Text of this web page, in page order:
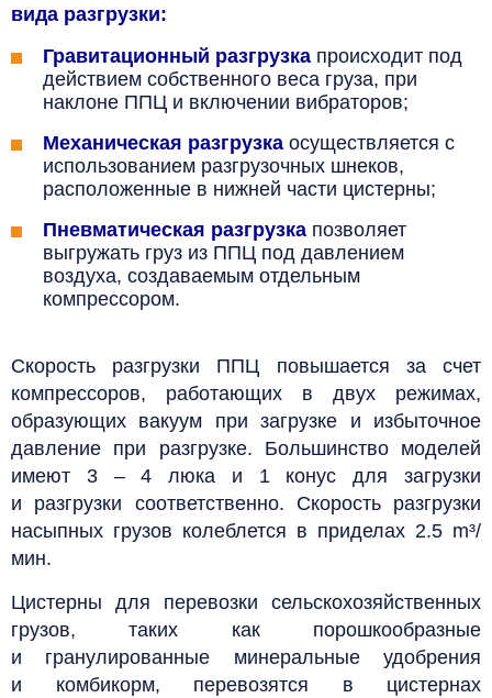
вида разгрузки:
Гравитационный разгрузка происходит под
действием собственного веса груза, при
наклоне ППЦ и включении вибраторов;
Механическая разгрузка осуществляется с
использованием разгрузочных шнеков,
расположенные в нижней части цистерны;
Пневматическая разгрузка позволяет
выгружать груз из ППЦ под давлением
воздуха, создаваемым отдельным
компрессором.
Скорость разгрузки ППЦ повышается за счет
компрессоров, работающих в двух режимах,
образующих вакуум при загрузке и избыточное
давление при разгрузке. Большинство моделей
имеют 3 – 4 люка и 1 конус для загрузки
и разгрузки соответственно. Скорость разгрузки
насыпных грузов колеблется в приделах 2.5 m³/
мин.
Цистерны для перевозки сельскохозяйственных
грузов, таких как порошкообразные
и гранулированные минеральные удобрения
и комбикорм, перевозятся в цистернах